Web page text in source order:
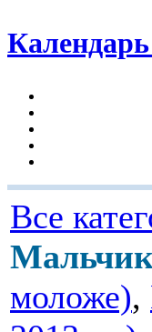
Все
моложе),